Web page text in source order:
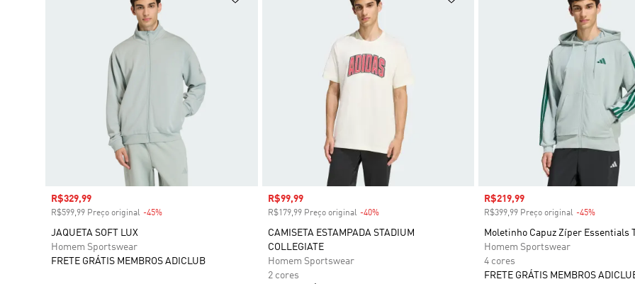
Preço com desconto
R$329,99
R$599,99 Preço original -45%
JAQUETA SOFT LUX
Homem Sportswear
FRETE GRÁTIS MEMBROS ADICLUB
Preço com desconto
R$99,99
R$179,99 Preço original -40%Desconto
CAMISETA ESTAMPADA STADIUM
COLLEGIATE
Homem Sportswear
2 cores
Preço com desconto
R$219,99
R$399,99 Preço original -45%
Moletinho Capuz Zíper Essentials
Homem Sportswear
4 cores
FRETE GRÁTIS MEMBROS